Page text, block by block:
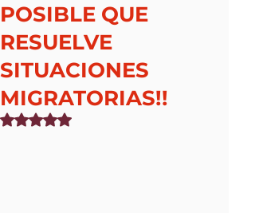
POSIBLE QUE
RESUELVE
SITUACIONES
MIGRATORIAS!!
Obtuvo NaN de 5 estrellas.